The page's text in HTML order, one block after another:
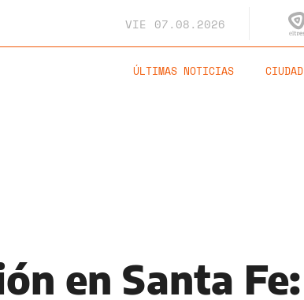
VIE 07.08.2026
ÚLTIMAS NOTICIAS CIUDAD
en Santa Fe: